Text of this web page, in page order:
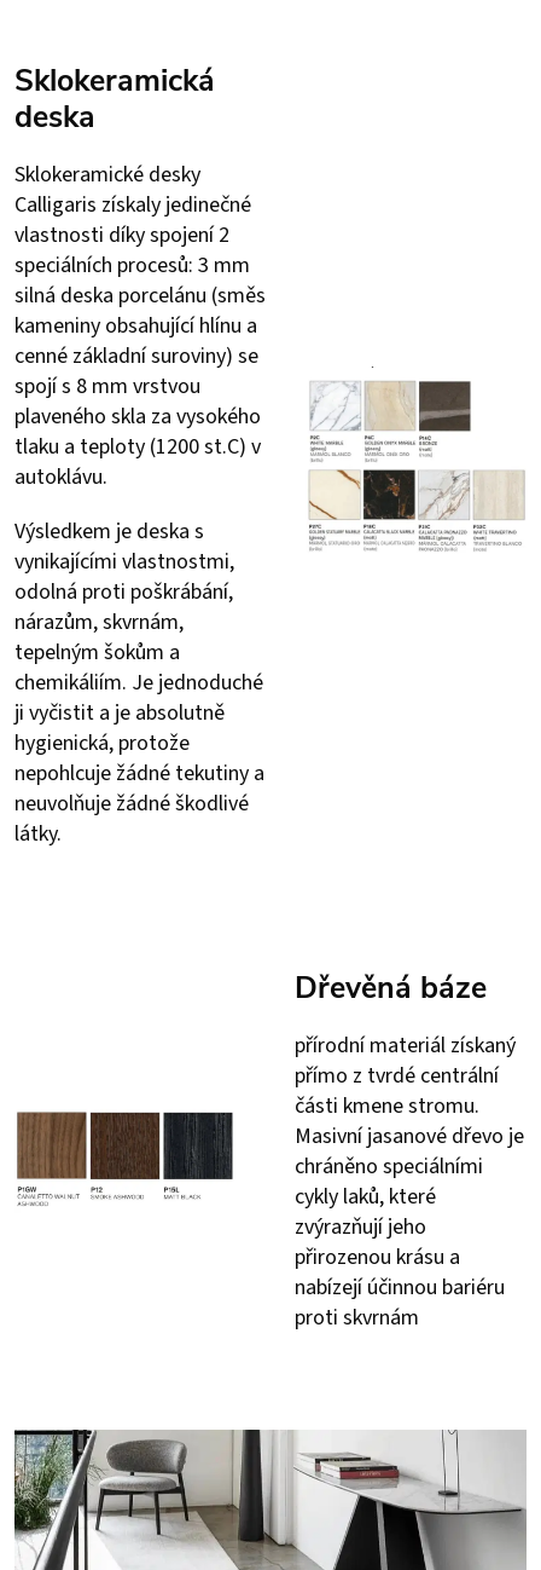
Sklokeramická
deska
Sklokeramické desky
Calligaris získaly jedinečné
vlastnosti díky spojení 2
speciálních procesů: 3 mm
silná deska porcelánu (směs
kameniny obsahující hlínu a
cenné základní suroviny) se
spojí s 8 mm vrstvou
plaveného skla za vysokého
tlaku a teploty (1200 st.C) v
autoklávu.
Výsledkem je deska s
vynikajícími vlastnostmi,
odolná proti poškrábání,
nárazům, skvrnám,
tepelným šokům a
chemikáliím. Je jednoduché
ji vyčistit a je absolutně
hygienická, protože
nepohlcuje žádné tekutiny a
neuvolňuje žádné škodlivé
látky.
Dřevěná báze
přírodní materiál získaný
přímo z tvrdé centrální
části kmene stromu.
Masivní jasanové dřevo je
chráněno speciálními
cykly laků, které
zvýrazňují jeho
přirozenou krásu a
nabízejí účinnou bariéru
proti skvrnám